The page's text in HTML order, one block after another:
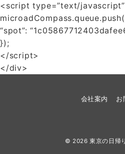
<script type=”text/
“spot”:
});
</script>
</div>
会社案内 お
© 2026東京の日帰